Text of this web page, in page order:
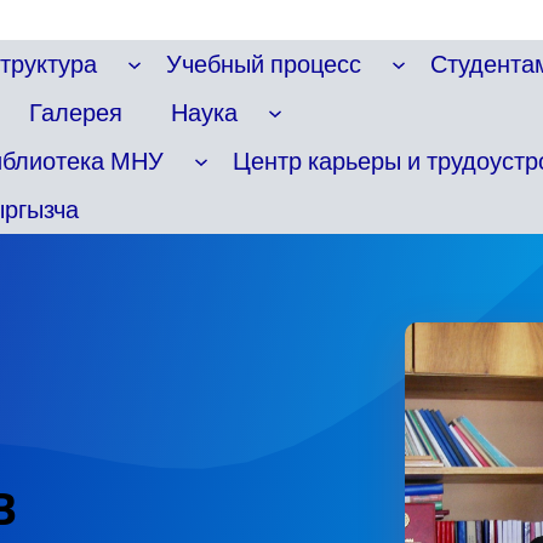
Учебный процесс
Галерея
Наука
МНУ
Центр карьеры и